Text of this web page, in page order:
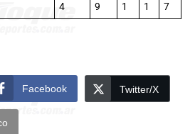
4 9 1 1 7
Facebook Twitter/X